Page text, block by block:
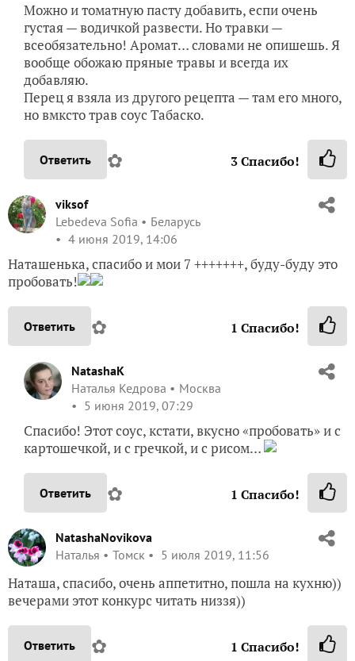
Можно и томатную пасту добавить, еспи очень
густая — водичкой развести. Но травки —
всеобязательно! Аромат… словами не опишешь. Я
вообще обожаю пряные травы и всегда их
добавляю.
Перец я взяла из другого рецепта — там его много,
но вмксто трав соус Табаско.
Ответить ✿ 3Спасибо!
viksof
Lebedeva Sofia
Беларусь
4 июня 2019, 14:06
Наташенька, спасибо и мои 7 +++++++, буду-буду это
пробовать!
Ответить ✿ 1 Спасибо!
NatashaK
Наталья Кедрова
Москва
5 июня 2019, 07:29
Спасибо! Этот соус, кстати, вкусно «пробовать» и с
картошечкой, и с гречкой, и с рисом…
Ответить ✿ 1 Спасибо!
NatashaNovikova
Наталья
Томск 5 июля 2019, 11:56
Наташа, спасибо, очень аппетитно, пошла на кухню))
вечерами этот конкурс читать низзя))
Ответить ✿ 1 Спасибо!